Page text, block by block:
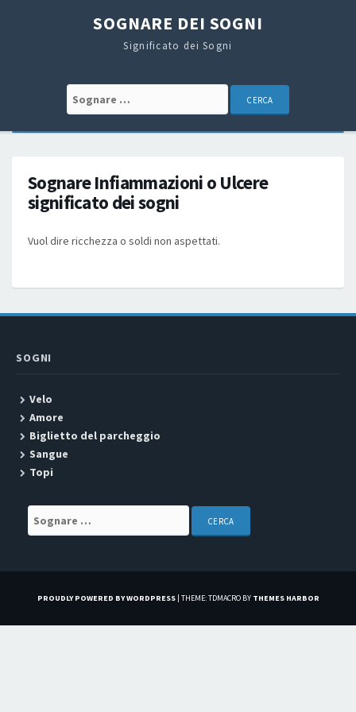
SOGNARE DEI SOGNI
Significato dei Sogni
Search for:
Sognare Infiammazioni o Ulcere
significato dei sogni
Vuol dire ricchezza o soldi non aspettati.
SOGNI
Velo
Amore
Biglietto del parcheggio
Sangue
Topi
Search for:
PROUDLY POWERED BY WORDPRESS | THEME: TDMACRO BY THEMES HARBOR